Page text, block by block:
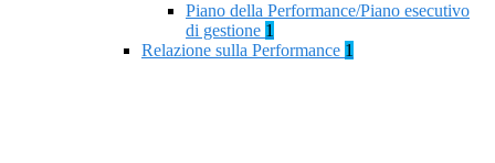
Piano della Performance/Piano esecutivo
di gestione 1
Relazione sulla Performance 1